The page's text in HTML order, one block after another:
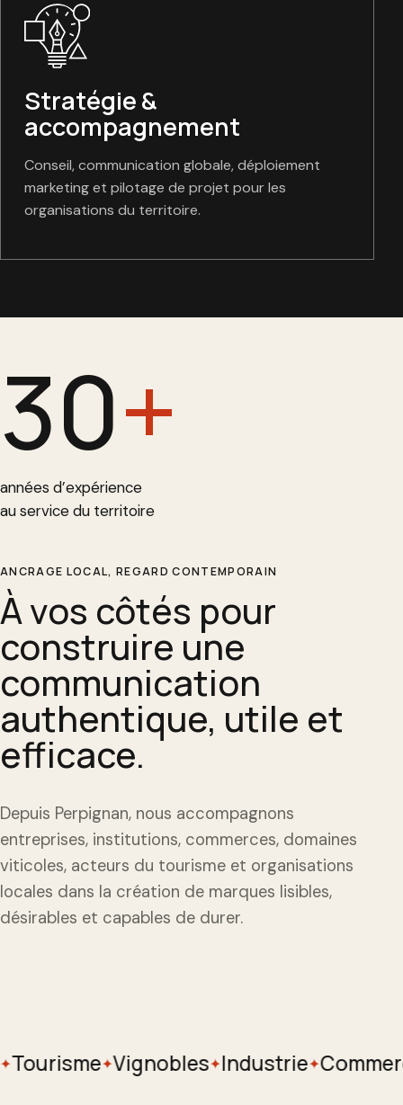
Stratégie &
accompagnement
Conseil, communication globale, déploiement
marketing et pilotage de projet pour les
organisations du territoire.
30+
années d’expérience
au service du territoire
ANCRAGE LOCAL, REGARD CONTEMPORAIN
À vos côtés pour
construire une
communication
authentique, utile et
efficace.
Depuis Perpignan, nous accompagnons
entreprises, institutions, commerces, domaines
viticoles, acteurs du tourisme et organisations
locales dans la création de marques lisibles,
désirables et capables de durer.
✦Vignobles✦Industrie✦